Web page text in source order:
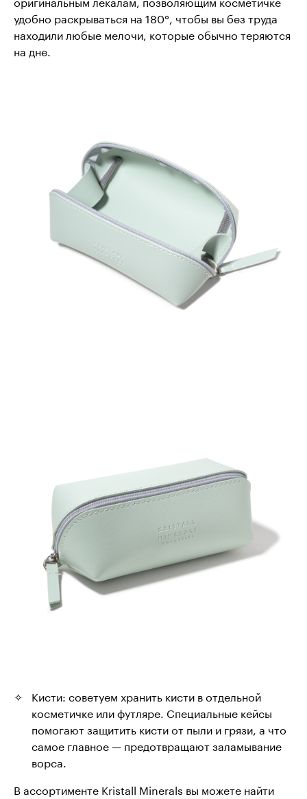
удобно раскрываться на 180°, чтобы вы без труда
находили любые мелочи, которые обычно теряются
на дне.
Кисти: советуем хранить кисти в отдельной
косметичке или футляре. Специальные кейсы
помогают защитить кисти от пыли и грязи, а что
самое главное — предотвращают заламывание
ворса.
В ассортименте Kristall Minerals вы можете найти